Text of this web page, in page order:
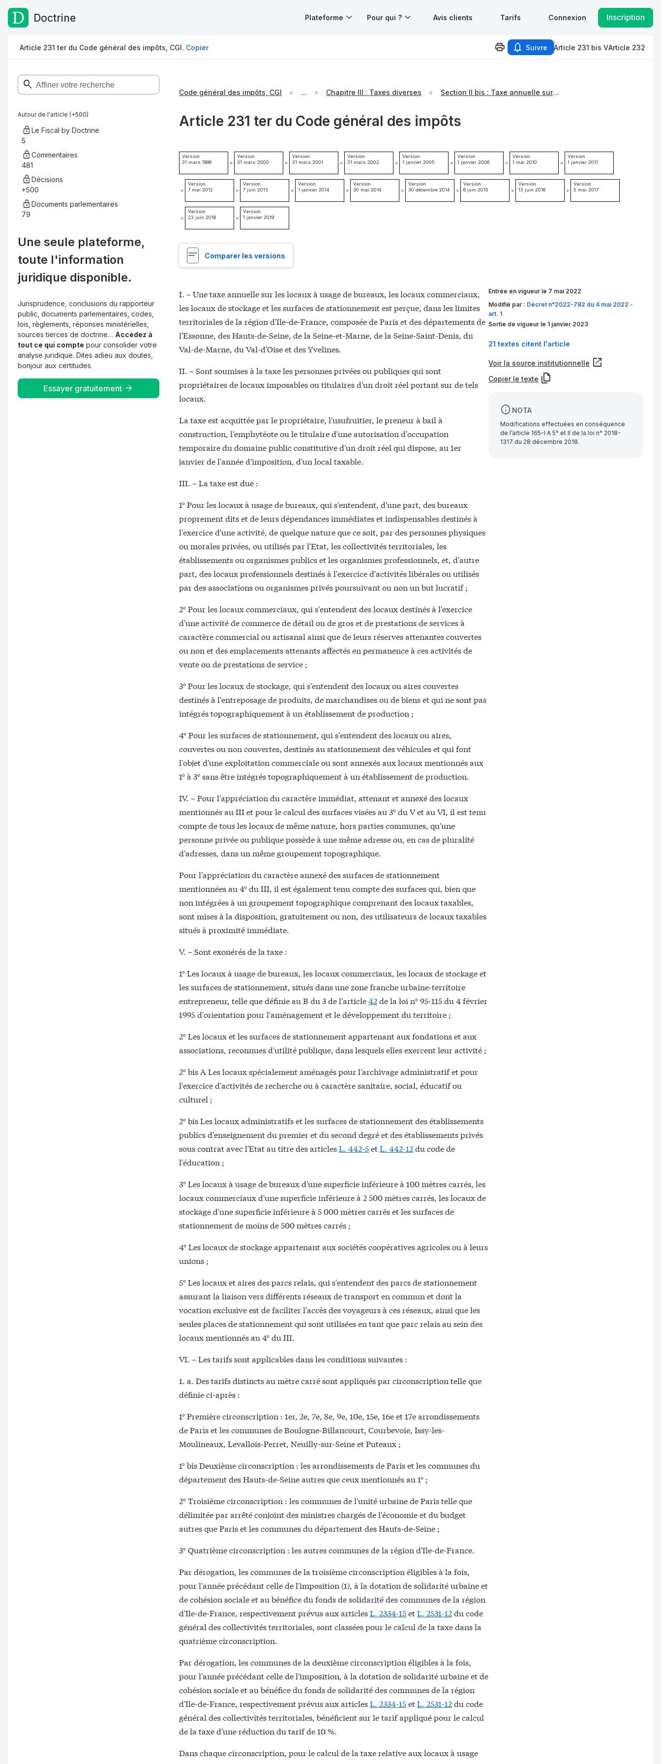
Passer au contenu
Doctrine Plateforme Pour qui ? Avis clients Tarifs Connexion Inscription
Article 231 ter du Code général des impôts, CGI. Copier Suivre Article 231 bis VArticle 232
Autour de l'article (+500)
Le Fiscal by Doctrine
5
Commentaires
481
Décisions
+500
Documents parlementaires
79
Une seule plateforme,
toute l'information
juridique disponible.
Jurisprudence, conclusions du rapporteur
public, documents parlementaires, codes,
lois, règlements, réponses ministérielles,
sources tierces de doctrine… Accédez à
tout ce qui compte pour consolider votre
analyse juridique. Dites adieu aux doutes,
bonjour aux certitudes.
Essayer gratuitement
Code général des impôts, CGI ... Chapitre III : Taxes diverses Section II bis : Taxe annuelle sur les locaux à usage de bureaux, les locaux commerciaux, les locaux de stockage et les surfaces de stationnement perçue dans la région Ile-de-France
Article 231 ter du Code général des impôts
Version
31 mars 1999
>
Version
31 mars 2000
>
Version
31 mars 2001
>
Version
31 mars 2002
>
Version
1 janvier 2005
>
Version
1 janvier 2006
>
Version
1 mai 2010
>
Version
1 janvier 2011
>
Version
7 mai 2012
>
Version
7 juin 2013
>
Version
1 janvier 2014
>
Version
30 mai 2014
>
Version
30 décembre 2014
>
Version
6 juin 2015
>
Version
13 juin 2016
>
Version
5 mai 2017
>
Version
23 juin 2018
>
Version
1 janvier 2019
Comparer les versions
I. – Une taxe annuelle sur les locaux à usage de bureaux, les locaux commerciaux,
les locaux de stockage et les surfaces de stationnement est perçue, dans les limites
territoriales de la région d'Ile-de-France, composée de Paris et des départements de
l'Essonne, des Hauts-de-Seine, de la Seine-et-Marne, de la Seine-Saint-Denis, du
Val-de-Marne, du Val-d'Oise et des Yvelines.
II. – Sont soumises à la taxe les personnes privées ou publiques qui sont
propriétaires de locaux imposables ou titulaires d'un droit réel portant sur de tels
locaux.
La taxe est acquittée par le propriétaire, l'usufruitier, le preneur à bail à
construction, l'emphytéote ou le titulaire d'une autorisation d'occupation
temporaire du domaine public constitutive d'un droit réel qui dispose, au 1er
janvier de l'année d'imposition, d'un local taxable.
III. – La taxe est due :
1° Pour les locaux à usage de bureaux, qui s'entendent, d'une part, des bureaux
proprement dits et de leurs dépendances immédiates et indispensables destinés à
l'exercice d'une activité, de quelque nature que ce soit, par des personnes physiques
ou morales privées, ou utilisés par l'Etat, les collectivités territoriales, les
établissements ou organismes publics et les organismes professionnels, et, d'autre
part, des locaux professionnels destinés à l'exercice d'activités libérales ou utilisés
par des associations ou organismes privés poursuivant ou non un but lucratif ;
2° Pour les locaux commerciaux, qui s'entendent des locaux destinés à l'exercice
d'une activité de commerce de détail ou de gros et de prestations de services à
caractère commercial ou artisanal ainsi que de leurs réserves attenantes couvertes
ou non et des emplacements attenants affectés en permanence à ces activités de
vente ou de prestations de service ;
3° Pour les locaux de stockage, qui s'entendent des locaux ou aires couvertes
destinés à l'entreposage de produits, de marchandises ou de biens et qui ne sont pas
intégrés topographiquement à un établissement de production ;
4° Pour les surfaces de stationnement, qui s'entendent des locaux ou aires,
couvertes ou non couvertes, destinés au stationnement des véhicules et qui font
l'objet d'une exploitation commerciale ou sont annexés aux locaux mentionnés aux
1° à 3° sans être intégrés topographiquement à un établissement de production.
IV. – Pour l'appréciation du caractère immédiat, attenant et annexé des locaux
mentionnés au III et pour le calcul des surfaces visées au 3° du V et au VI, il est tenu
compte de tous les locaux de même nature, hors parties communes, qu'une
personne privée ou publique possède à une même adresse ou, en cas de pluralité
d'adresses, dans un même groupement topographique.
Pour l'appréciation du caractère annexé des surfaces de stationnement
mentionnées au 4° du III, il est également tenu compte des surfaces qui, bien que
non intégrées à un groupement topographique comprenant des locaux taxables,
sont mises à la disposition, gratuitement ou non, des utilisateurs de locaux taxables
situés à proximité immédiate.
V. – Sont exonérés de la taxe :
1° Les locaux à usage de bureaux, les locaux commerciaux, les locaux de stockage et
les surfaces de stationnement, situés dans une zone franche urbaine-territoire
entrepreneur, telle que définie au B du 3 de l'article42de la loi n° 95-115 du 4 février
1995 d'orientation pour l'aménagement et le développement du territoire ;
2° Les locaux et les surfaces de stationnement appartenant aux fondations et aux
associations, reconnues d'utilité publique, dans lesquels elles exercent leur activité ;
2° bis A Les locaux spécialement aménagés pour l'archivage administratif et pour
l'exercice d'activités de recherche ou à caractère sanitaire, social, éducatif ou
culturel ;
2° bis Les locaux administratifs et les surfaces de stationnement des établissements
publics d'enseignement du premier et du second degré et des établissements privés
sous contrat avec l'Etat au titre des articlesL. 442-5etL. 442-12du code de
l'éducation ;
3° Les locaux à usage de bureaux d'une superficie inférieure à 100 mètres carrés, les
locaux commerciaux d'une superficie inférieure à 2 500 mètres carrés, les locaux de
stockage d'une superficie inférieure à 5 000 mètres carrés et les surfaces de
stationnement de moins de 500 mètres carrés ;
4° Les locaux de stockage appartenant aux sociétés coopératives agricoles ou à leurs
unions ;
5° Les locaux et aires des parcs relais, qui s'entendent des parcs de stationnement
assurant la liaison vers différents réseaux de transport en commun et dont la
vocation exclusive est de faciliter l'accès des voyageurs à ces réseaux, ainsi que les
seules places de stationnement qui sont utilisées en tant que parc relais au sein des
locaux mentionnés au 4° du III.
VI. – Les tarifs sont applicables dans les conditions suivantes :
1. a. Des tarifs distincts au mètre carré sont appliqués par circonscription telle que
définie ci-après :
1° Première circonscription : 1er, 2e, 7e, 8e, 9e, 10e, 15e, 16e et 17e arrondissements
de Paris et les communes de Boulogne-Billancourt, Courbevoie, Issy-les-
Moulineaux, Levallois-Perret, Neuilly-sur-Seine et Puteaux ;
1° bis Deuxième circonscription : les arrondissements de Paris et les communes du
département des Hauts-de-Seine autres que ceux mentionnés au 1° ;
2° Troisième circonscription : les communes de l'unité urbaine de Paris telle que
délimitée par arrêté conjoint des ministres chargés de l'économie et du budget
autres que Paris et les communes du département des Hauts-de-Seine ;
3° Quatrième circonscription : les autres communes de la région d'Ile-de-France.
Par dérogation, les communes de la troisième circonscription éligibles à la fois,
pour l'année précédant celle de l'imposition (1), à la dotation de solidarité urbaine et
de cohésion sociale et au bénéfice du fonds de solidarité des communes de la région
d'Ile-de-France, respectivement prévus aux articlesL. 2334-15etL. 2531-12du code
général des collectivités territoriales, sont classées pour le calcul de la taxe dans la
quatrième circonscription.
Par dérogation, les communes de la deuxième circonscription éligibles à la fois,
pour l'année précédant celle de l'imposition, à la dotation de solidarité urbaine et de
cohésion sociale et au bénéfice du fonds de solidarité des communes de la région
d'Ile-de-France, respectivement prévus aux articlesL. 2334-15etL. 2531-12du code
général des collectivités territoriales, bénéficient sur le tarif appliqué pour le calcul
de la taxe d'une réduction du tarif de 10 %.
Dans chaque circonscription, pour le calcul de la taxe relative aux locaux à usage
Entrée en vigueur le 7 mai 2022
Modifié par : Décret n°2022-782 du 4 mai 2022 -
art. 1
Sortie de vigueur le 1 janvier 2023
21 textes citent l'article
Voir la source institutionnelle
Copier le texte
NOTA
Modifications effectuées en conséquence
de l’article 165-I A 5° et II de la loi n° 2018-
1317 du 28 décembre 2018.